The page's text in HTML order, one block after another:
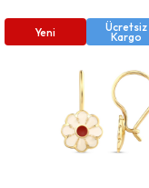
Yeni Ücretsiz
Kargo